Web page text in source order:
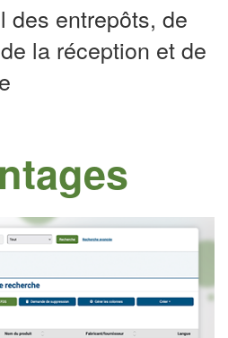
des entrepôts, de
la réception et de